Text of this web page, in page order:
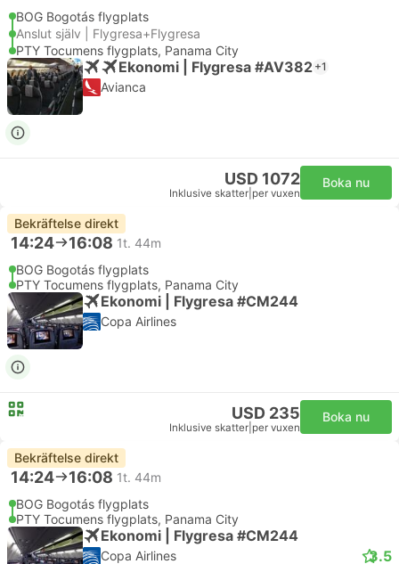
BOG Bogotás flygplats
Anslut själv | Flygresa+Flygresa
PTY Tocumens flygplats, Panama City
Ekonomi | Flygresa #AV382 +1
Avianca
USD 1072
Inklusive skatter per vuxen
Boka nu
Bekräftelse direkt
14:24 16:08 1t. 44m
BOG Bogotás flygplats
PTY Tocumens flygplats, Panama City
Ekonomi | Flygresa #CM244
Copa Airlines
USD 235
Inklusive skatter per vuxen
Boka nu
Bekräftelse direkt
14:24 16:08 1t. 44m
BOG Bogotás flygplats
PTY Tocumens flygplats, Panama City
Ekonomi | Flygresa #CM244
Copa Airlines 3.5